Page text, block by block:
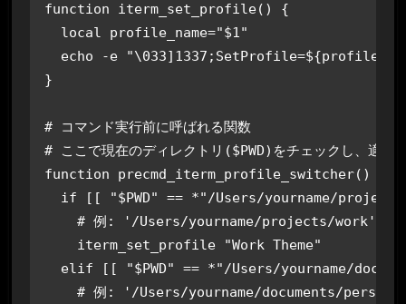
function
iterm_set_profile() {
local profile_name="$1"
echo -e "\033]1337;SetProfile=
}
# コマンド実行前に呼ばれる関数
# ここで現在のディレクトリ($PWD)をチェックし、適切
function
precmd_iterm_profile_switcher() {
if [[ "$PWD" == *"/Users/yourname/
# 例: '/Users/yourname/projects/work' ディ
    iterm_set_profile
"Work Theme"
elif [[ "$PWD" == *"/Users/yourname/
# 例: '/Users/yourname/documents/personal'